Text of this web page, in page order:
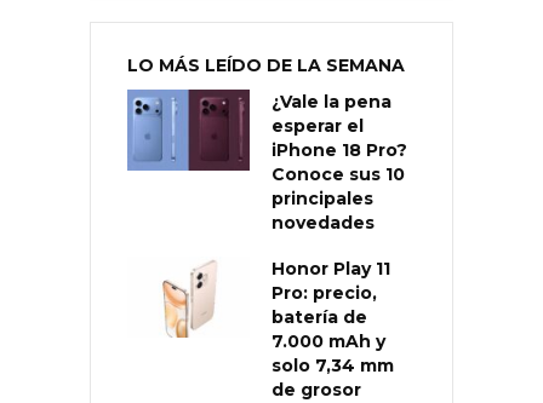
LO MÁS LEÍDO DE LA SEMANA
¿Vale la pena
esperar el
iPhone 18 Pro?
Conoce sus 10
principales
novedades
Honor Play 11
Pro: precio,
batería de
7.000 mAh y
solo 7,34 mm
de grosor